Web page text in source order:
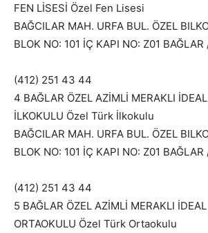
FEN LİSESİ Özel Fen Lisesi
BAĞCILAR MAH. URFA BUL. ÖZEL
BLOK NO: 101 İÇ KAPI NO: Z01 BAĞLAR
(412) 251 43 44
4 BAĞLAR ÖZEL AZİMLİ MERAKLI
İLKOKULU Özel Türk İlkokulu
BAĞCILAR MAH. URFA BUL. ÖZEL
BLOK NO: 101 İÇ KAPI NO: Z01 BAĞLAR
(412) 251 43 44
5 BAĞLAR ÖZEL AZİMLİ MERAKLI
ORTAOKULU Özel Türk Ortaokulu